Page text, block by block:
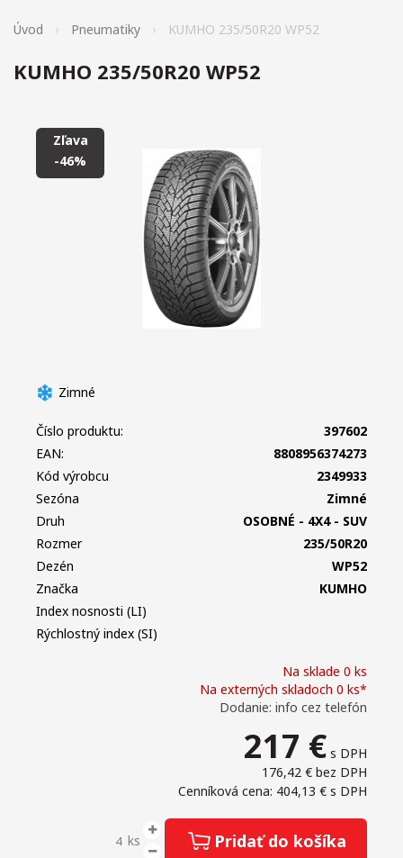
Úvod Pneumatiky KUMHO 235/50R20 WP52
KUMHO 235/50R20 WP52
Zľava
-46%
Zimné
Na sklade 0 ks
Na externých skladoch 0 ks*
Dodanie: info cez telefón
217 € s DPH
176,42 € bez DPH
Cenníková cena: 404,13 € s DPH
ks Pridať do košíka
Číslo produktu:
397602
EAN:
8808956374273
Kód výrobcu
2349933
Sezóna
Zimné
Druh
OSOBNÉ - 4X4 - SUV
Rozmer
235/50R20
Dezén
WP52
Značka
KUMHO
Index nosnosti (LI)
Rýchlostný index (SI)